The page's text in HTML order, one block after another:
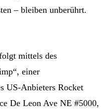
– bleiben unberührt.
mittels des
einer
US-Anbieters Rocket
De Leon Ave NE #5000,